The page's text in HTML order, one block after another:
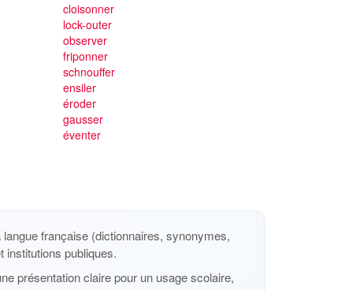
cloisonner
lock-outer
observer
friponner
schnouffer
ensiler
éroder
gausser
éventer
française (dictionnaires, synonymes,
publiques.
présentation claire pour un usage scolaire,